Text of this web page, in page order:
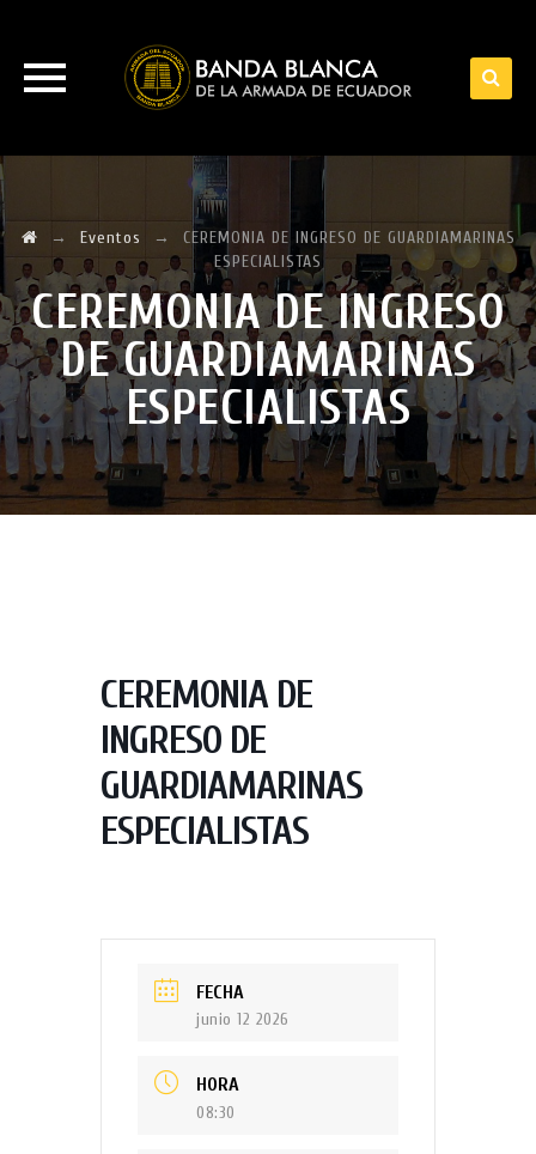
content
→ Eventos → CEREMONIA DE INGRESO DE GUARDIAMARINAS
ESPECIALISTAS
CEREMONIA DE INGRESO
DE GUARDIAMARINAS
ESPECIALISTAS
CEREMONIA DE
INGRESO DE
GUARDIAMARINAS
ESPECIALISTAS
FECHA
junio 12 2026
HORA
08:30